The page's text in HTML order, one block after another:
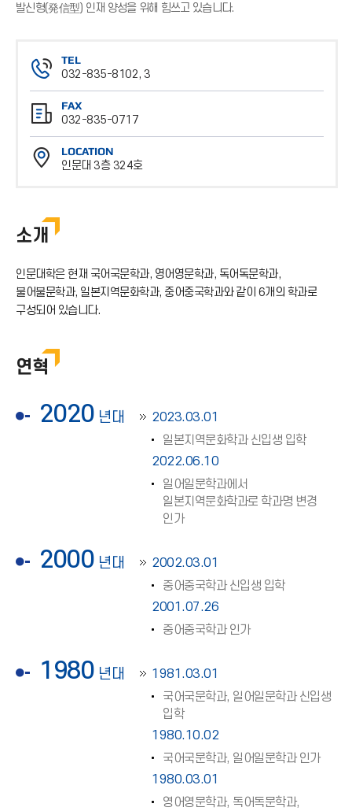
발신형(発信型) 인재 양성을 위해 힘쓰고 있습니다.
TEL
032-835-8102, 3
전
화
번
호
FAX
032-835-0717
팩
스
번
LOCATION
인문대 3층 324호
소개
인문대학은 현재 국어국문학과, 영어영문학과, 독어독문학과,
불어불문학과, 일본지역문화학과, 중어중국학과와 같이 6개의 학과로
구성되어 있습니다.
연혁
2020 년대
2023.03.01
일본지역문화학과 신입생 입학
2022.06.10
일어일문학과에서
일본지역문화학과로 학과명 변경
인가
2000 년대
2002.03.01
중어중국학과 신입생 입학
2001.07.26
중어중국학과 인가
1980 년대
1981.03.01
국어국문학과, 일어일문학과 신입생
입학
1980.10.02
국어국문학과, 일어일문학과 인가
1980.03.01
영어영문학과, 독어독문학과,